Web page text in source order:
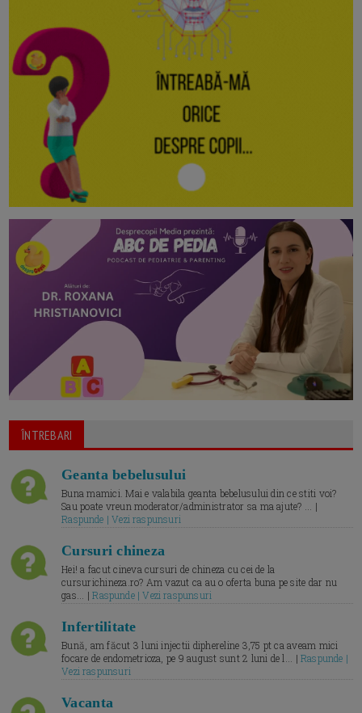
ÎNTREBARI
Geanta bebelusului
Buna mamici. Mai e valabila geanta bebelusului din ce stiti voi?
Sau poate vreun moderator/administrator sa ma ajute? ... |
Raspunde | Vezi raspunsuri
Cursuri chineza
Hei! a facut cineva cursuri de chineza cu cei de la
cursurichineza.ro? Am vazut ca au o oferta buna pe site dar nu
gas... |Raspunde | Vezi raspunsuri
Infertilitate
Bună, am făcut 3 luni injectii diphereline 3,75 pt ca aveam mici
focare de endometrioza, pe 9 august sunt 2 luni de l... |Raspunde |
Vezi raspunsuri
Vacanta